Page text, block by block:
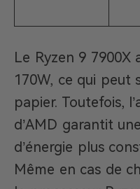
Le Ryzen 9 7900X
170W, ce qui peut
papier. Toutefois,
d’AMD garantit
d’énergie plus
Même en cas de